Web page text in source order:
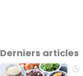
Derniers articles